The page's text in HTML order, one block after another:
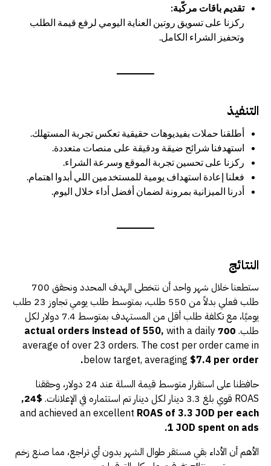
تقديم باقات مركّبة:
ركزنا على تسويق روتين العناية اليومي لرفع قيمة الطلب
وتحفيز الشراء الكامل.
التنفيذ
أطلقنا حملات بفيديوهات حقيقية تعكس تجربة المستهلك.
استهدفنا شرائح ضيقة ودقيقة على منصات متعددة.
ركزنا على تحسين تجربة الموقع وسرعة الشراء.
فعلنا إعادة استهداف يومية للمستخدمين اللي أبدوا اهتمام.
أدرنا الميزانية بمرونة لضمان أفضل أداء خلال اليوم.
النتائج
ستطعنا خلال شهر واحد أن نتخطى الهدف المحدد ونحقق 700
طلب فعلي بدلاً من 550 طلب، بمتوسط طلب يومي تجاوز 23 طلب
يوميًا، مع تكلفة طلب أقل من المستهدف بمتوسط 7.4 دولار لكل
طلب. 700 actual orders instead of 550,
with a daily
average of over 23 orders. The cost per order came in
below target, averaging $7.4 per order.
حافظنا على استقرار متوسط قيمة السلة عند 24 دولار، وحققنا
ROAS قوي بلغ 3.3 دينار لكل دينار تم استثماره في الإعلانات.
$24,
and achieved an excellent ROAS of 3.3 JOD per each
1 JOD spent on ads.
الأهم أن الأداء بقي مستقر طوال الشهر بدون أي تراجع، مما صنع زخم